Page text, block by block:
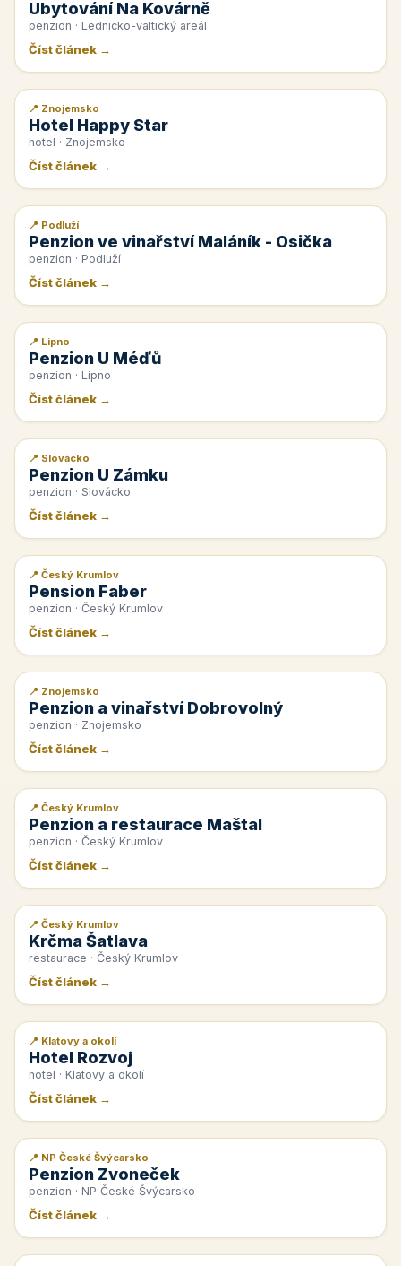
Ubytování Na Kovárně
penzion · Lednicko-valtický areál
Číst článek →
📰 PR článek
📍 Znojemsko
Hotel Happy Star
hotel · Znojemsko
Číst článek →
📰 PR článek
📍 Podluží
Penzion ve vinařství Maláník - Osička
penzion · Podluží
Číst článek →
📰 PR článek
📍 Lipno
Penzion U Méďů
penzion · Lipno
Číst článek →
📰 PR článek
📍 Slovácko
Penzion U Zámku
penzion · Slovácko
Číst článek →
📰 PR článek
📍 Český Krumlov
Pension Faber
penzion · Český Krumlov
Číst článek →
📰 PR článek
📍 Znojemsko
Penzion a vinařství Dobrovolný
penzion · Znojemsko
Číst článek →
📰 PR článek
📍 Český Krumlov
Penzion a restaurace Maštal
penzion · Český Krumlov
Číst článek →
📰 PR článek
📍 Český Krumlov
Krčma Šatlava
restaurace · Český Krumlov
Číst článek →
📰 PR článek
📍 Klatovy a okolí
Hotel Rozvoj
hotel · Klatovy a okolí
Číst článek →
📰 PR článek
📍 NP České Švýcarsko
Penzion Zvoneček
penzion · NP České Švýcarsko
Číst článek →